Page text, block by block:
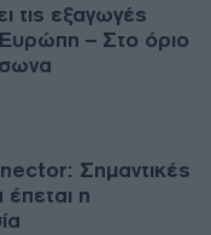
τις εξαγωγές
– Στο όριο
Σημαντικές
η